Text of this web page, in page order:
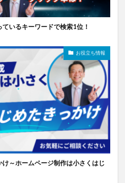
ているキーワードで検索1位！
お役立ち情報
～ホームページ制作は小さくはじ